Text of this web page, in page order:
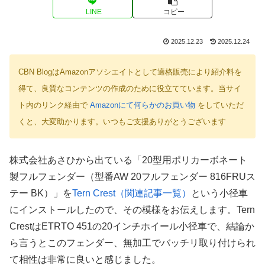
LINE コピー
2025.12.23 2025.12.24
CBN BlogはAmazonアソシエイトとして適格販売により紹介料を
得て、良質なコンテンツの作成のために役立てています。当サイ
ト内のリンク経由で Amazonにて何らかのお買い物 をしていただ
くと、大変助かります。いつもご支援ありがとうございます
株式会社あさひから出ている「20型用ポリカーボネート
製フルフェンダー（型番AW 20フルフェンダー 816FRUス
テー BK）」をTern Crest（関連記事一覧）
という小径車
にインストールしたので、その模様をお伝えします。Tern
CrestはETRTO 451の20インチホイール小径車で、結論か
ら言うとこのフェンダー、無加工でバッチリ取り付けられ
て相性は非常に良いと感じました。